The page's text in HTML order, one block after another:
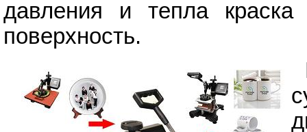
давления и тепла
поверхность.